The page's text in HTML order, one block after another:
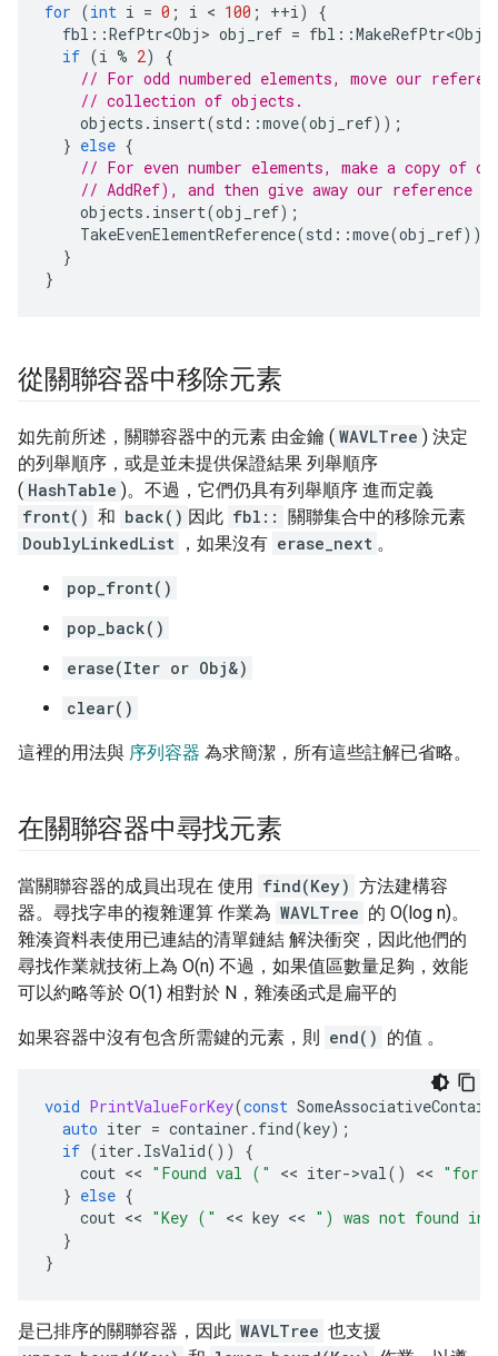
for (int i = 0 ; i < 100 ; ++i)
{
fbl ::RefPtr<Obj> obj_ref = fbl ::MakeRefPtr<Obj>
if (i % 2)
{
// For odd numbered elements, move our
// collection of objects.
objects . insert(std ::move(obj_ref));
} else {
// For even number elements, make a copy of
// AddRef), and then give away our reference
objects . insert(obj_ref);
TakeEvenElementReference(std ::move(obj_ref));
}
}
從關聯容器中移除元素
如先前所述，關聯容器中的元素 由金鑰 ( WAVLTree ) 決定
的列舉順序，或是並未提供保證結果 列舉順序
( HashTable )。不過，它們仍具有列舉順序 進而定義
front() 和 back() 因此 fbl:: 關聯集合中的移除元素
DoublyLinkedList ，如果沒有 erase_next 。
pop_front()
pop_back()
erase(Iter or Obj&)
clear()
這裡的用法與 序列容器 為求簡潔，所有這些註解已省略。
在關聯容器中尋找元素
當關聯容器的成員出現在 使用 find(Key) 方法建構容
器。尋找字串的複雜運算 作業為 WAVLTree 的 O(log n)。
雜湊資料表使用已連結的清單鏈結 解決衝突，因此他們的
尋找作業就技術上為 O(n) 不過，如果值區數量足夠，效能
可以約略等於 O(1) 相對於 N，雜湊函式是扁平的
如果容器中沒有包含所需鍵的元素，則 end() 的值 。
void PrintValueForKey(const
auto iter = container . find(key);
if (iter . IsValid())
{
cout << "Found val (" << iter->val() << "for
} else {
cout << "Key (" << key << ") was not found in
}
}
是已排序的關聯容器，因此 WAVLTree 也支援